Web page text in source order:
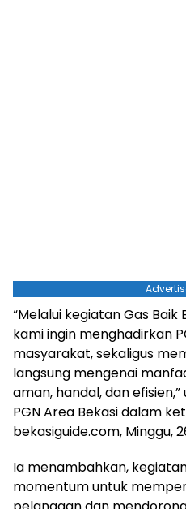
“Melalui kegiatan Gas Baik
kami ingin menghadirkan
masyarakat, sekaligus
langsung mengenai
aman, handal, dan
PGN Area Bekasi dalam
bekasiguide.com, Minggu,
Ia menambahkan,
momentum untuk